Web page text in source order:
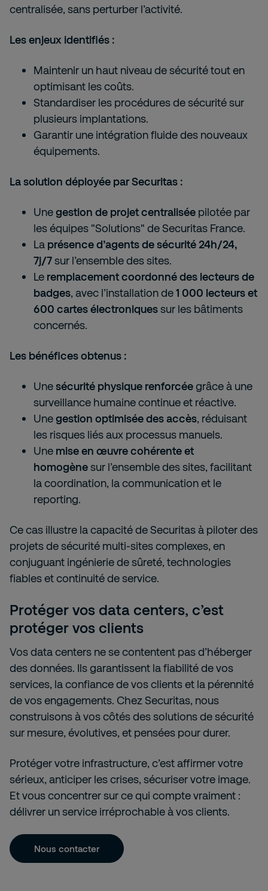
centralisée, sans perturber l’activité.
Les enjeux identifiés :
Maintenir un haut niveau de sécurité tout en
optimisant les coûts.
Standardiser les procédures de sécurité sur
plusieurs implantations.
Garantir une intégration fluide des nouveaux
équipements.
La solution déployée par Securitas :
Unegestion de projet centralisée pilotée par
les équipes "Solutions" de Securitas France.
La présence d’agents de sécurité 24h/24,
7j/7sur l’ensemble des sites.
Le remplacement coordonné des lecteurs de
badges, avec l’installation de1 000 lecteurs et
600 cartes électroniquessur les bâtiments
concernés.
Les bénéfices obtenus :
Unesécurité physique renforcée grâce à une
surveillance humaine continue et réactive.
Unegestion optimisée des accès, réduisant
les risques liés aux processus manuels.
Une mise en œuvre cohérente et
homogènesur l’ensemble des sites, facilitant
la coordination, la communication et le
reporting.
Ce cas illustre la capacité de Securitas à piloter des
projets de sécurité multi-sites complexes, en
conjuguant ingénierie de sûreté, technologies
fiables et continuité de service.
Protéger vos data centers, c’est
protéger vos clients
Vos data centers ne se contentent pas d’héberger
des données. Ils garantissent la fiabilité de vos
services, la confiance de vos clients et la pérennité
de vos engagements. Chez Securitas, nous
construisons à vos côtés des solutions de sécurité
sur mesure, évolutives, et pensées pour durer.
Protéger votre infrastructure, c’est affirmer votre
sérieux, anticiper les crises, sécuriser votre image.
Et vous concentrer sur ce qui compte vraiment :
délivrer un service irréprochable à vos clients.
Nous contacter